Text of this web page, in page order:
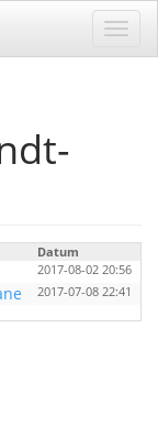
Datum
2017-08-02 20:56
2017-07-08 22:41